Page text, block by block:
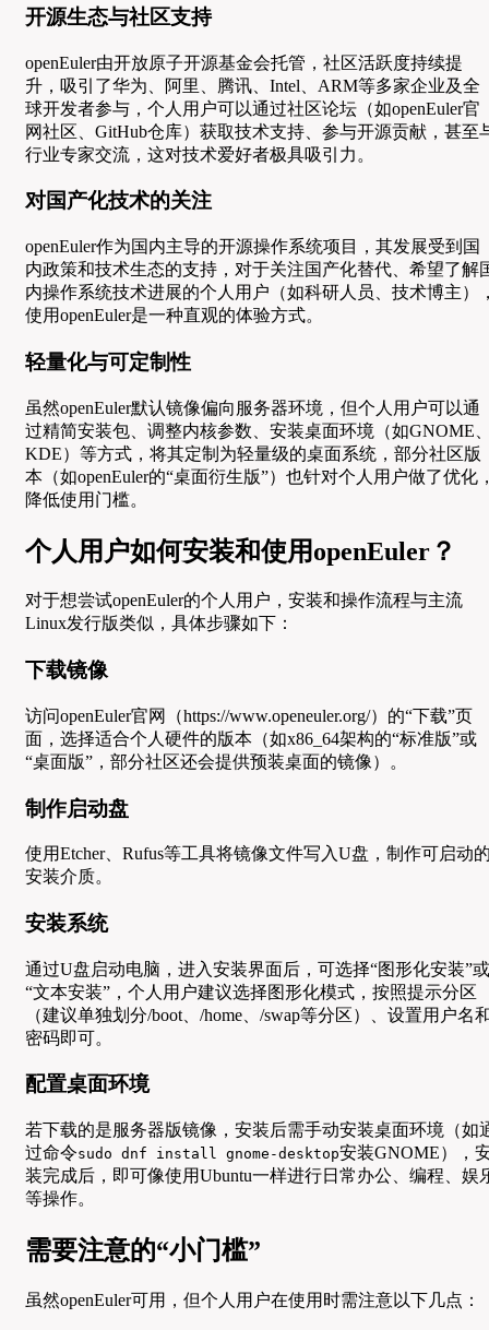
开源生态与社区支持
openEuler由开放原子开源基金会托管，社区活跃度持续提
升，吸引了华为、阿里、腾讯、Intel、ARM等多家企业及全
球开发者参与，个人用户可以通过社区论坛（如openEuler官
网社区、GitHub仓库）获取技术支持、参与开源贡献，甚至
行业专家交流，这对技术爱好者极具吸引力。
对国产化技术的关注
openEuler作为国内主导的开源操作系统项目，其发展受到国
内政策和技术生态的支持，对于关注国产化替代、希望了解
内操作系统技术进展的个人用户（如科研人员、技术博主）
使用openEuler是一种直观的体验方式。
轻量化与可定制性
虽然openEuler默认镜像偏向服务器环境，但个人用户可以通
过精简安装包、调整内核参数、安装桌面环境（如GNOME
KDE）等方式，将其定制为轻量级的桌面系统，部分社区版
本（如openEuler的“桌面衍生版”）也针对个人用户做了优化
降低使用门槛。
个人用户如何安装和使用openEuler？
对于想尝试openEuler的个人用户，安装和操作流程与主流
Linux发行版类似，具体步骤如下：
下载镜像
访问openEuler官网（https://www.openeuler.org/）的“下载”页
面，选择适合个人硬件的版本（如x86_64架构的“标准版”或
“桌面版”，部分社区还会提供预装桌面的镜像）。
制作启动盘
使用Etcher、Rufus等工具将镜像文件写入U盘，制作可启动
安装介质。
安装系统
通过U盘启动电脑，进入安装界面后，可选择“图形化安装”或
“文本安装”，个人用户建议选择图形化模式，按照提示分区
（建议单独划分/boot、/home、/swap等分区）、设置用户名
密码即可。
配置桌面环境
若下载的是服务器版镜像，安装后需手动安装桌面环境（如
过命令sudo dnf install gnome-desktop安装GNOME），
装完成后，即可像使用Ubuntu一样进行日常办公、编程、娱
等操作。
需要注意的“小门槛”
虽然openEuler可用，但个人用户在使用时需注意以下几点：